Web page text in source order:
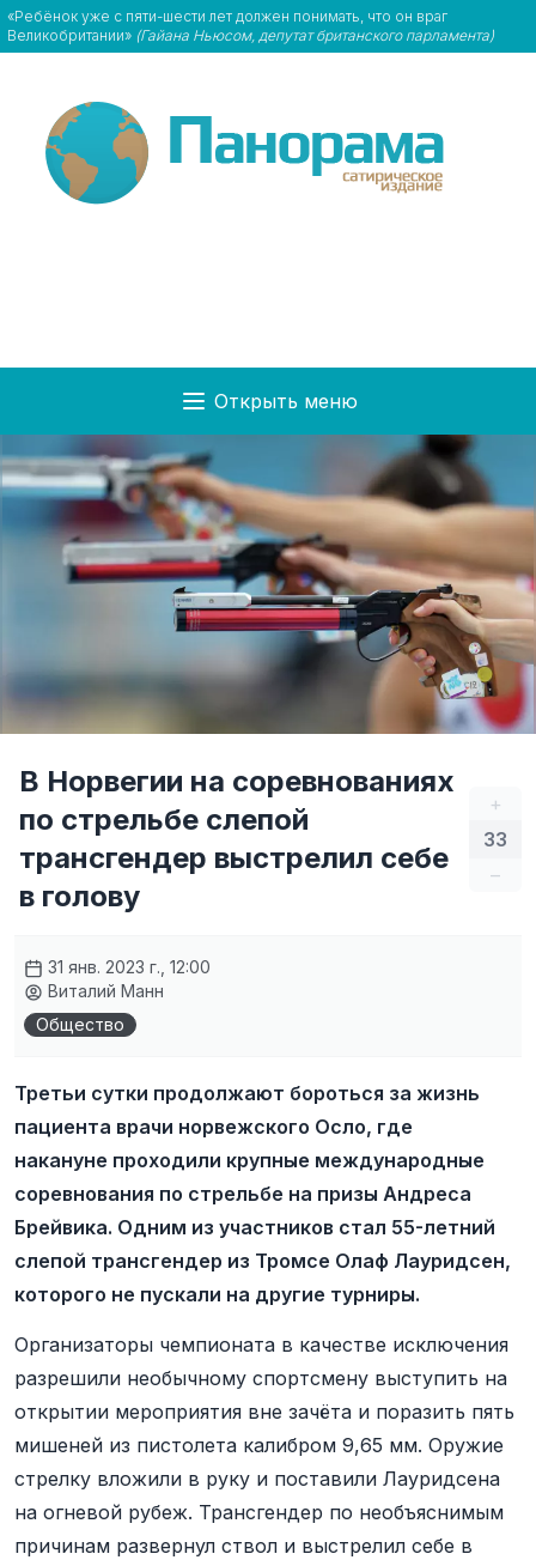
«Ребёнок уже с пяти-шести лет должен понимать, что он враг
Великобритании» (Гайана Ньюсом, депутат британского парламента)
Открыть меню
+
33
–
В Норвегии на соревнованиях
по стрельбе слепой
трансгендер выстрелил себе
в голову
31 янв. 2023 г., 12:00
Виталий Манн
Общество
Третьи сутки продолжают бороться за жизнь
пациента врачи норвежского Осло, где
накануне проходили крупные международные
соревнования по стрельбе на призы Андреса
Брейвика. Одним из участников стал 55-летний
слепой трансгендер из Тромсе Олаф Лауридсен,
которого не пускали на другие турниры.
Организаторы чемпионата в качестве исключения
разрешили необычному спортсмену выступить на
открытии мероприятия вне зачёта и поразить пять
мишеней из пистолета калибром 9,65 мм. Оружие
стрелку вложили в руку и поставили Лауридсена
на огневой рубеж. Трансгендер по необъяснимым
причинам развернул ствол и выстрелил себе в